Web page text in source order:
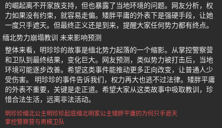
的崛起离不开家族支持，但也暴露了当地环境的问题。网友分析，权
力如果没有约束，就容易走偏。矮胖平庸的外表下是强硬手段，让她
一度只手遮天。但最终正义还是到来，提醒大家任何势力都有终点。
缅北势力崩塌教训 未来影响预测
整体来看，明珍珍的故事是缅北势力起落的一个缩影。从掌控警察营
和卫队到最终结果，变化巨大。网友预测，类似势力被打击后，当地
环境可能逐步改善。希望这类事件能推动更多正向改变，让普通人少
受伤害。 明珍珍的事件告诉我们，权力再大也逃不过法律。矮胖平庸
的外表不重要，关键是走正道。希望大家从这类故事中吸取教训，珍
惜合法生活，远离非法活动。
明珍珍缅北公主明珍珍起底缅北明家公主矮胖平庸的为何只手遮天
掌控警察营与男模卫队